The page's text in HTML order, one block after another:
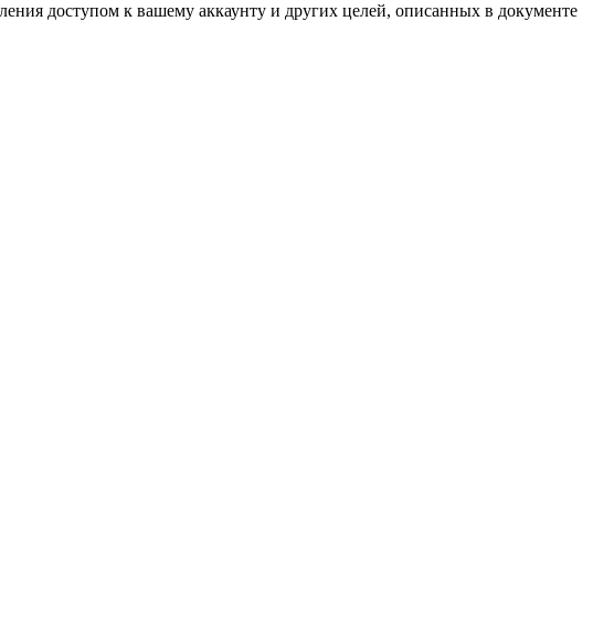
доступом к вашему аккаунту и других целей, описанных в документе